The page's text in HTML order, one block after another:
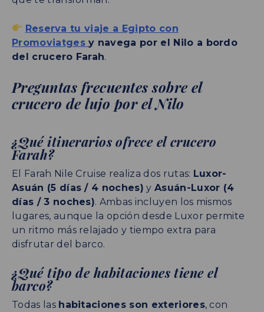
Reserva tu viaje a Egipto con
Promoviatgesy navega por el Nilo a bordo
del crucero Farah.
Preguntas frecuentes sobre el
crucero de lujo por el Nilo
¿Qué itinerarios ofrece el crucero
Farah?
El Farah Nile Cruise realiza dos rutas: Luxor-
Asuán (5 días / 4 noches) y Asuán-Luxor (4
días / 3 noches). Ambas incluyen los mismos
lugares, aunque la opción desde Luxor permite
un ritmo más relajado y tiempo extra para
disfrutar del barco.
¿Qué tipo de habitaciones tiene el
barco?
Todas las habitaciones son exteriores, con